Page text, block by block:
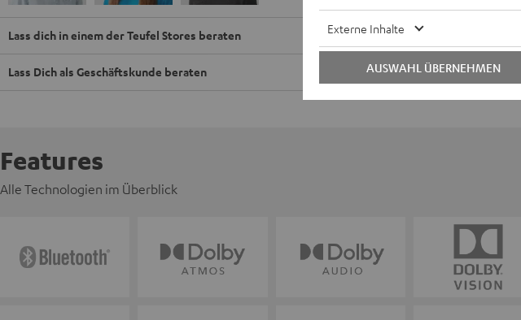
Lass dich in einem der Teufel Stores beraten
Lass Dich als Geschäftskunde beraten
Features
Alle Technologien im Überblick
Externe Inhalte
AUSWAHL ÜBERNEHMEN